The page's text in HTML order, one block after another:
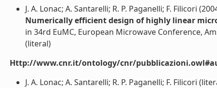
J. A. Lonac; A. Santarelli; R. P. Paganelli; F. Filicori
Numerically efficient design of highly linear
in 34rd EuMC, European Microwave Conference,
(literal)
Http://www.cnr.it/ontology/cnr/
J. A. Lonac; A. Santarelli; R. P. Paganelli; F. Filicori